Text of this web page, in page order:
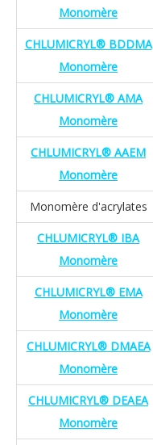
Monomère
CHLUMICRYL® BDDMA
Monomère
CHLUMICRYL® AMA
Monomère
CHLUMICRYL® AAEM
Monomère
Monomère d'acrylates
CHLUMICRYL® IBA
Monomère
CHLUMICRYL® EMA
Monomère
CHLUMICRYL® DMAEA
Monomère
CHLUMICRYL® DEAEA
Monomère